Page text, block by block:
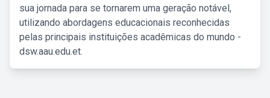
sua jornada para se tornarem uma geração notável,
utilizando abordagens educacionais reconhecidas
pelas principais instituições acadêmicas do mundo -
dsw.aau.edu.et.